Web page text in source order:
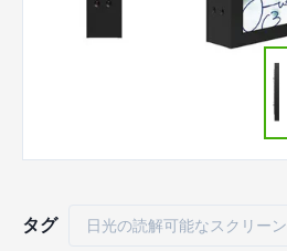
タグ 日光の読解可能なスクリーン